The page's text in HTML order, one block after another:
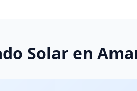
Solar en